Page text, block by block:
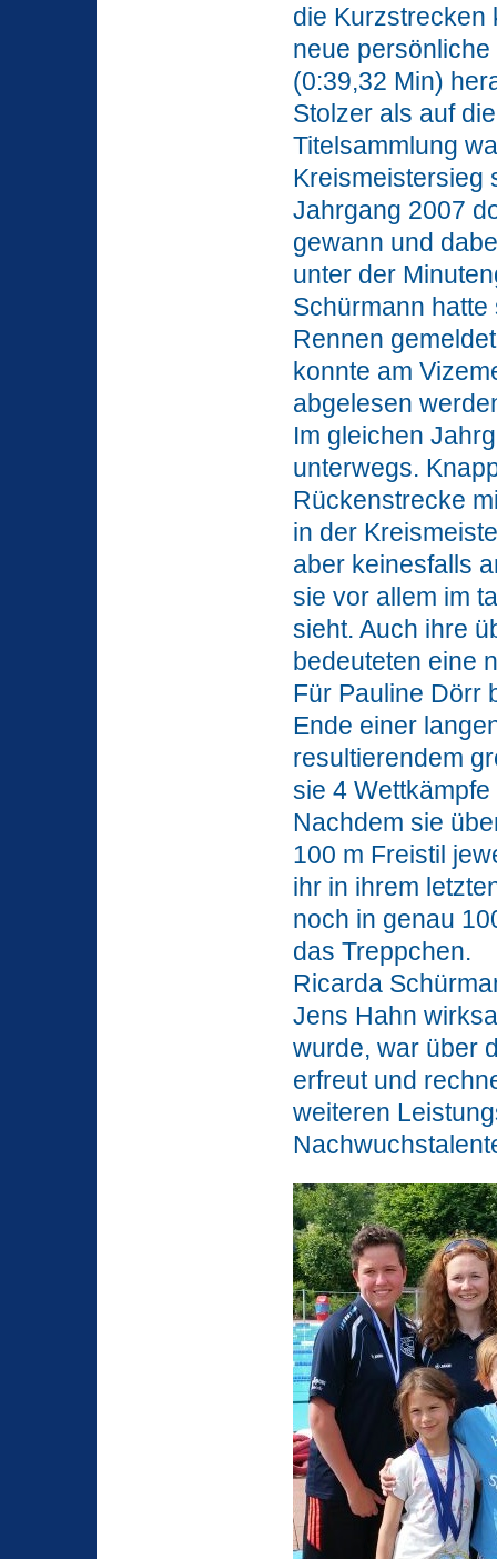
die Kurzstrecken
neue
(0:39,32 Min)
Stolzer als auf
Titelsammlung
Kreismeistersieg
Jahrgang 2007
gewann und
unter der
Schürmann
Rennen
konnte am
abgelesen
Im gleichen
unterwegs.
Rückenstrecke
in der
aber keinesfalls
sie vor allem im
sieht. Auch ihre
bedeuteten eine
Für Pauline Dörr
Ende einer
resultierendem
sie 4
Nachdem sie
100 m Freistil
ihr in ihrem
noch in genau
das Treppchen.
Ricarda
Jens Hahn
wurde, war über
erfreut und
weiteren